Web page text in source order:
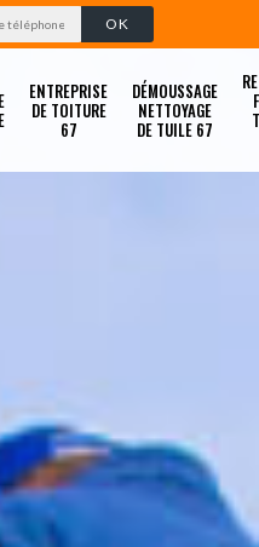
ENTREPRISE
DE TOITURE
67
DÉMOUSSAGE
NETTOYAGE
DE TUILE 67